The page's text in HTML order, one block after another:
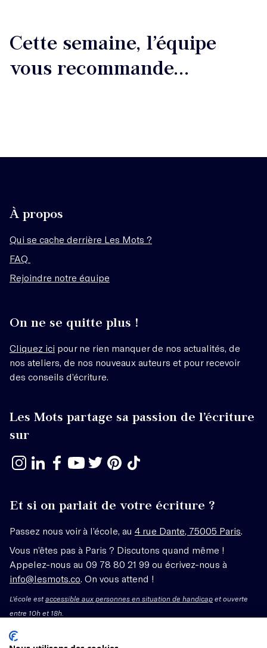
Cette semaine, l’équipe
vous recommande...
À propos
Qui se cache derrière Les Mots ?
FAQ
Rejoindre notre équipe
On ne se quitte plus !
Cliquez ici pour ne rien manquer de nos actualités, de
nos ateliers, de nos nouveaux auteurs et pour recevoir
des conseils d’écriture.
Les Mots partage sa passion de l’écriture
sur
Et si on parlait de votre écriture ?
Passez nous voir à l’école, au 4 rue Dante, 75005 Paris.
Vous n’êtes pas à Paris ? Discutons quand même !
Appelez-nous au 09 78 80 21 99 ou écrivez-nous à
info@lesmots.co. On vous attend !
L'école estaccessible aux personnes en situation de handicap et ouverte
entre 10h et 18h.